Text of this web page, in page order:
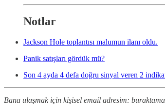
Notlar
Jackson Hole toplantısı malumun ilanı oldu.
Panik satışları gördük mü?
Son 4 ayda 4 defa doğru sinyal veren 2
Bana ulaşmak için kişisel email adresim: